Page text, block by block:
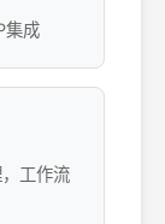
集成
工作流